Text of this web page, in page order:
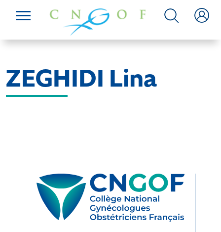
ZEGHIDI Lina